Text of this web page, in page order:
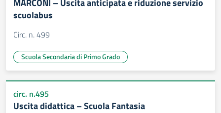
MARCONI – Uscita anticipata e riduzione servizio
scuolabus
Circ. n. 499
Scuola Secondaria di Primo Grado
circ. n.495
Uscita didattica – Scuola Fantasia